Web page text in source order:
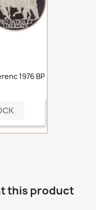
1976 BP
this product